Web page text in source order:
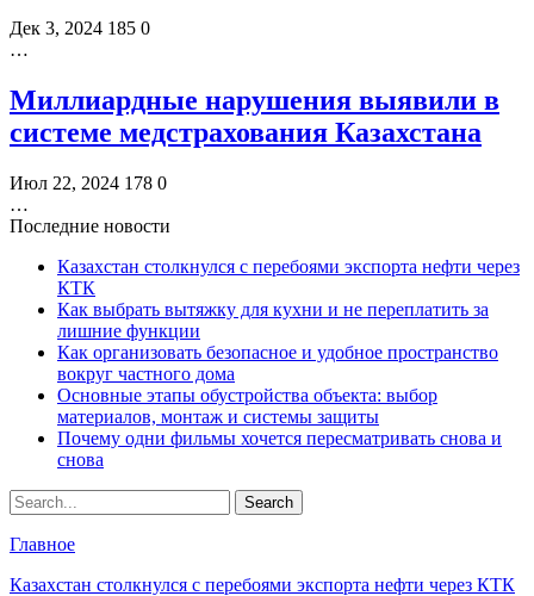
Дек 3, 2024 185 0
…
Миллиардные нарушения выявили в
системе медстрахования Казахстана
Июл 22, 2024 178 0
…
Последние новости
Казахстан столкнулся с перебоями экспорта нефти через
КТК
Как выбрать вытяжку для кухни и не переплатить за
лишние функции
Как организовать безопасное и удобное пространство
вокруг частного дома
Основные этапы обустройства объекта: выбор
материалов, монтаж и системы защиты
Почему одни фильмы хочется пересматривать снова и
снова
Главное
Казахстан столкнулся с перебоями экспорта нефти через КТК